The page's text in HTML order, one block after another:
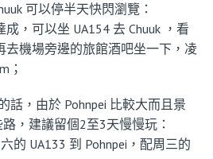
可以停半天快閃瀏覽：
，可以坐 UA154 去 Chuuk ，看
去機場旁邊的旅館酒吧坐一下，凌
；
話，由於 Pohnpei 比較大而且景
，建議留個2至3天慢慢玩：
的 UA133 到 Pohnpei，配周三的